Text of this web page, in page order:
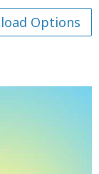
Options